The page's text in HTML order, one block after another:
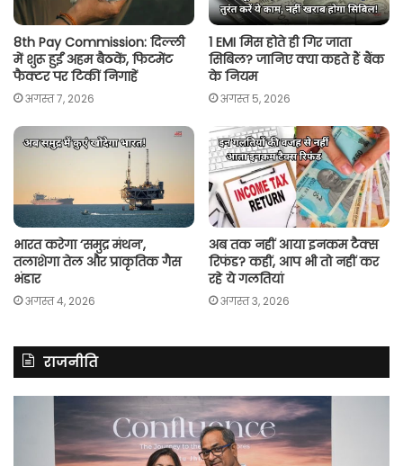
8th Pay Commission: दिल्ली
में शुरू हुईं अहम बैठकें, फिटमेंट
फैक्टर पर टिकीं निगाहें
अगस्त 7, 2026
1 EMI मिस होते ही गिर जाता
सिबिल? जानिए क्या कहते हैं बैंक
के नियम
अगस्त 5, 2026
भारत करेगा ‘समुद्र मंथन’,
तलाशेगा तेल और प्राकृतिक गैस
भंडार
अगस्त 4, 2026
अब तक नहीं आया इनकम टैक्स
रिफंड? कहीं, आप भी तो नहीं कर
रहे ये गलतियां
अगस्त 3, 2026
राजनीति